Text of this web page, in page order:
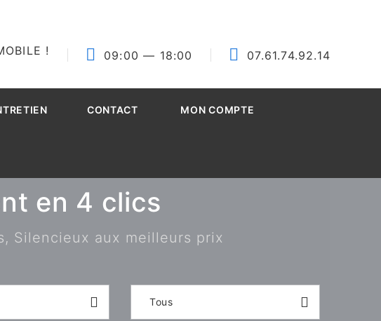
! 09:00 — 18:00 07.61.74.92.14
CONTACT MON COMPTE
en 4 clics
Silencieux aux meilleurs prix
Tous